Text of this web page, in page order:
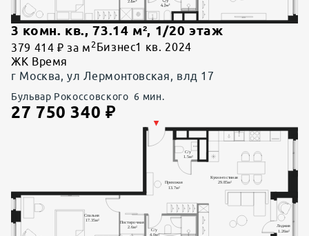
3 комн. кв., 73.14 м², 1/20 этаж
379 414 ₽ за м 2 Бизнес1 кв. 2024
ЖК Время
г Москва, ул Лермонтовская, влд 17
Бульвар Рокоссовского 6 мин.
27 750 340 ₽